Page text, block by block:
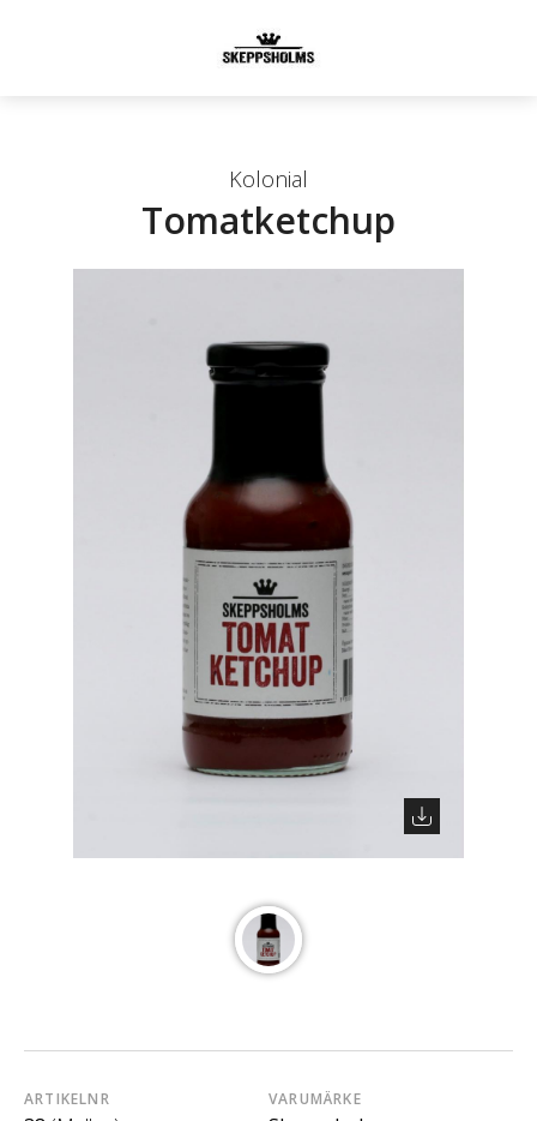
Kolonial
Tomatketchup
ARTIKELNR VARUMÄRKE